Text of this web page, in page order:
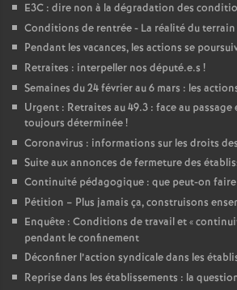
E3C : dire non à la dégradation des
Conditions de rentrée - La réalité du
Pendant les vacances, les actions se
Retraites : interpeller nos député.e.s !
Semaines du 24 février au 6 mars : les
Urgent : Retraites au 49.3 : face au passage
toujours déterminée!
Coronavirus : informations sur les droits
Suite aux annonces de fermeture des
Continuité pédagogique : que peut-on
Pétition – Plus jamais ça, construisons
Enquête : Conditions de travail et «
pendant le confinement
Déconfiner l’action syndicale dans les
Reprise dans les établissements : la